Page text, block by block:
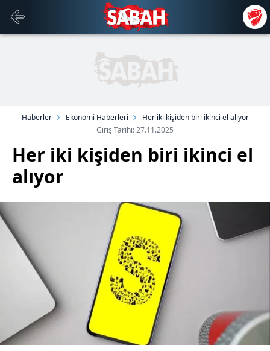
Haberler Ekonomi Haberleri
Her iki kişiden biri ikinci el alıyor
Giriş Tarihi: 27.11.2025
Her iki kişiden biri ikinci el
alıyor